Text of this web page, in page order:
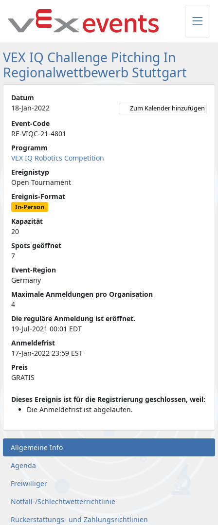
VEX IQ Challenge Pitching In
Regionalwettbewerb Stuttgart
Datum
18-Jan-2022
Zum Kalender hinzufügen
Event-Code
RE-VIQC-21-4801
Programm
VEX IQ Robotics Competition
Ereignistyp
Open Tournament
Ereignis-Format
In-Person
Kapazität
20
Spots geöffnet
7
Event-Region
Germany
Maximale Anmeldungen pro Organisation
4
Die reguläre Anmeldung ist eröffnet.
19-Jul-2021 00:01 EDT
Anmeldefrist
17-Jan-2022 23:59 EST
Preis
GRATIS
Dieses Ereignis ist für die Registrierung geschlossen, weil:
Die Anmeldefrist ist abgelaufen.
Allgemeine Info
Agenda
Freiwilliger
Notfall-/Schlechtwetterrichtlinie
Rückerstattungs- und Zahlungsrichtlinien